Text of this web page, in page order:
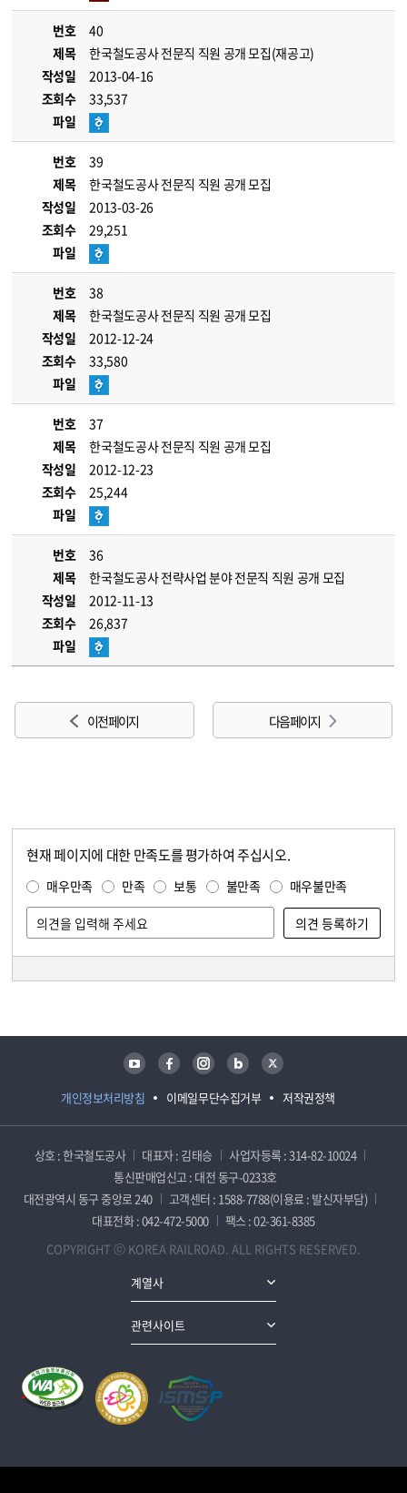
번호
40
제목
한국철도공사 전문직 직원 공개 모집(재공고)
작성일
2013-04-16
조회수
33,537
파일
번호
39
제목
한국철도공사 전문직 직원 공개 모집
작성일
2013-03-26
조회수
29,251
파일
번호
38
제목
한국철도공사 전문직 직원 공개 모집
작성일
2012-12-24
조회수
33,580
파일
번호
37
제목
한국철도공사 전문직 직원 공개 모집
작성일
2012-12-23
조회수
25,244
파일
번호
36
제목
한국철도공사 전략사업 분야 전문직 직원 공개 모집
작성일
2012-11-13
조회수
26,837
파일
이전 페이지 다음 페이지
현재 페이지에 대한 만족도를 평가하여 주십시오.
매우만족 만족 보통 불만족 매우불만족
개인정보처리방침 이메일무단수집거부 저작권정책
유튜브 페이스북 인스타그램 블로그 트위터
상호 : 한국철도공사 대표자 : 김태승
사업자등록 : 314-82-10024
통신판매업신고 : 대전 동구-0233호
대전광역시 동구 중앙로 240
고객센터 : 1588-7788(이용료 : 발신자부담)
대표전화 : 042-472-5000
팩스 : 02-361-8385
COPYRIGHT ⓒ KOREA RAILROAD. ALL RIGHTS RESERVED.
계열사
관련사이트